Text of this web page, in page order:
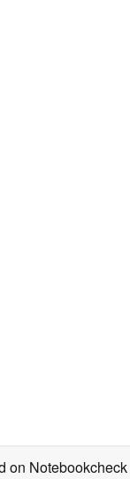
on Notebookcheck